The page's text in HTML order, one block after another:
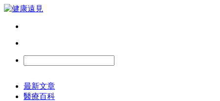
最新文章
醫療百科